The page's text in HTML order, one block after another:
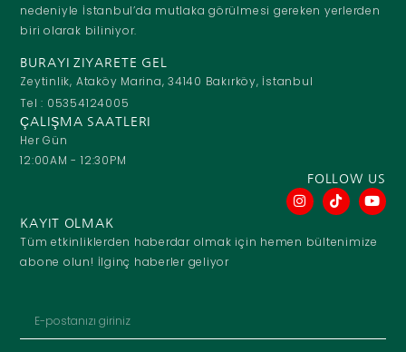
nedeniyle İstanbul’da mutlaka görülmesi gereken yerlerden
biri olarak biliniyor.
BURAYI ZIYARETE GEL
Zeytinlik, Ataköy Marina, 34140 Bakırköy, İstanbul
Tel : 05354124005
ÇALIŞMA SAATLERI
Her Gün
12:00AM - 12:30PM
FOLLOW US
KAYIT OLMAK
Tüm etkinliklerden haberdar olmak için hemen bültenimize
abone olun! İlginç haberler geliyor